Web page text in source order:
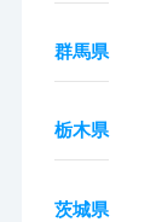
群馬県
栃木県
茨城県